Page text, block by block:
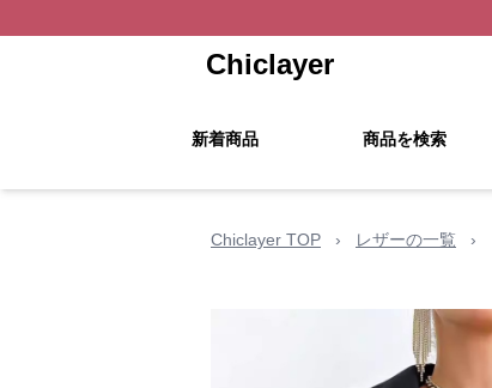
Chiclayer
新着商品 商品を検索
Chiclayer TOP › レザーの一覧 ›